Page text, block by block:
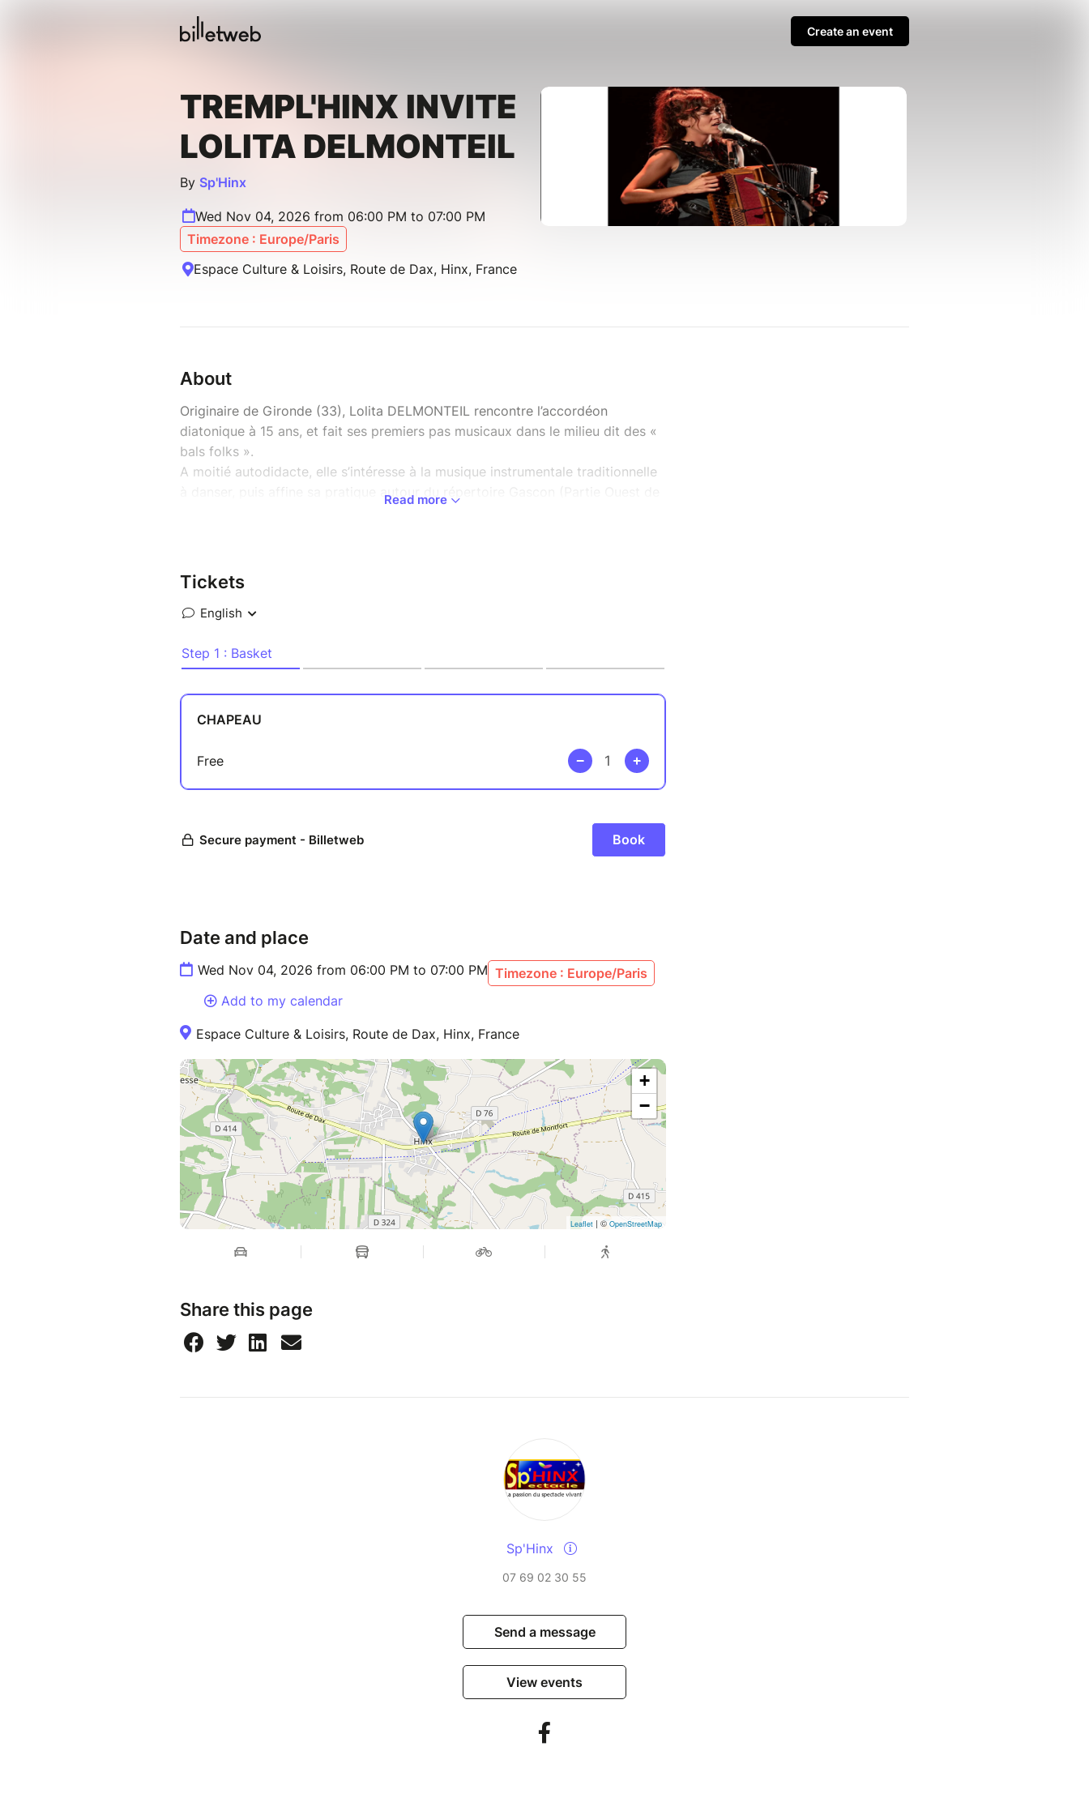
Create an event
TREMPL'HINX INVITE
LOLITA DELMONTEIL
By Sp'Hinx
Wed Nov 04, 2026 from 06:00 PM to 07:00 PM
Timezone : Europe/Paris
Espace Culture & Loisirs, Route de Dax, Hinx, France
About
Originaire de Gironde (33), Lolita DELMONTEIL rencontre l’accordéon
diatonique à 15 ans, et fait ses premiers pas musicaux dans le milieu dit des «
bals folks ».
A moitié autodidacte, elle s’intéresse à la musique instrumentale traditionnelle
à danser, puis affine sa pratique autour du répertoire Gascon (Partie Ouest de
Commence une faste période artistique ou elle intègre le trio Cocanha, et le
quatuor Laüsa. Parallèlement à tout cela, elle commence l’accordéon
chromatique, s’intéresse et se forme à la musique de la péninsule ibérique,
sent poindre en elle la nécessité d’écrire et de composer en français. Il lui
faudra encore quelques années pour que naisse l’envie de montrer et faire
entendre. Au travers de ses textes, elle relie sa pratique musicale, son
expérience et ses influences, avec le fond de ce qui l’habite : des valeurs
politique. Elle fait aujourd’hui également partie de diverses formations de
concert (Le quintet polyphonique Occitan Belugueta ; le duo Musical-théâtral
Read more
Tickets
Date and place
Wed Nov 04, 2026 from 06:00 PM to 07:00 PM Timezone : Europe/Paris
Add to my calendar
Espace Culture & Loisirs, Route de Dax, Hinx, France
+
−
Leaflet | © OpenStreetMap
Share this page
Sp'Hinx
07 69 02 30 55
Send a message
View events